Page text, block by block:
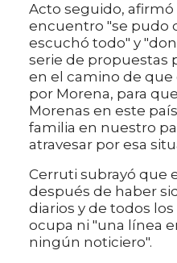
Acto seguido, afirmó
encuentro "se pudo
escuchó todo" y
serie de propuestas
en el camino de que
por Morena, para
Morenas en este
familia en nuestro
atravesar por esa
Cerruti subrayó que
después de haber
diarios y de todos
ocupa ni "una línea
ningún noticiero".